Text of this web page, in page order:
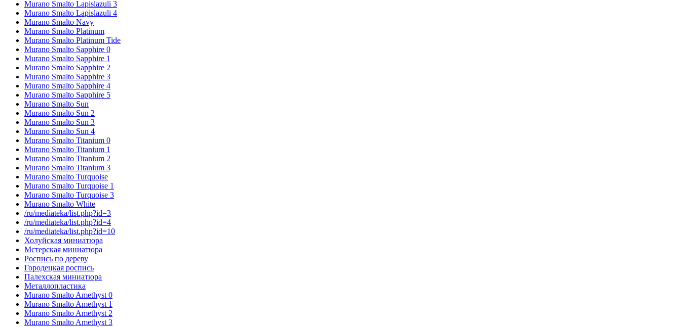
Murano Smalto Lapislazuli 3
Murano Smalto Lapislazuli 4
Murano Smalto Navy
Murano Smalto Platinum
Murano Smalto Platinum Tide
Murano Smalto Sapphire 0
Murano Smalto Sapphire 1
Murano Smalto Sapphire 2
Murano Smalto Sapphire 3
Murano Smalto Sapphire 4
Murano Smalto Sapphire 5
Murano Smalto Sun
Murano Smalto Sun 2
Murano Smalto Sun 3
Murano Smalto Sun 4
Murano Smalto Titanium 0
Murano Smalto Titanium 1
Murano Smalto Titanium 2
Murano Smalto Titanium 3
Murano Smalto Turquoise
Murano Smalto Turquoise 1
Murano Smalto Turquoise 3
Murano Smalto White
/ru/mediateka/list.php?id=3
/ru/mediateka/list.php?id=4
/ru/mediateka/list.php?id=10
Холуйская миниатюра
Мстерская миниатюра
Роспись по дереву
Городецкая роспись
Палехская миниатюра
Металлопластика
Murano Smalto Amethyst 0
Murano Smalto Amethyst 1
Murano Smalto Amethyst 2
Murano Smalto Amethyst 3